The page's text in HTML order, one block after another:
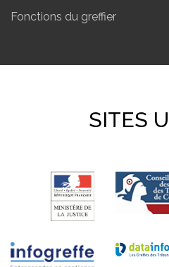
Fonctions du greffier
SITES